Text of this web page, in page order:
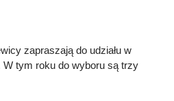
zapraszają do udziału w
tym roku do wyboru są trzy